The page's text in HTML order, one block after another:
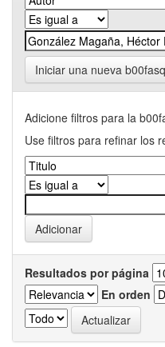
Iniciar una nueva
Adicione filtros para la
Use filtros para refinar los
Resultados por página
En orden